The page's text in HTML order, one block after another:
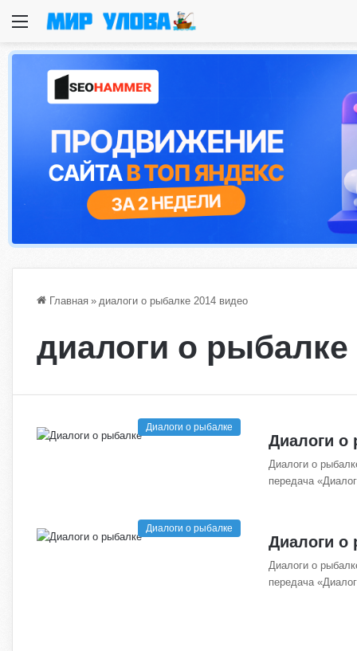
Меню
Главная » диалоги о рыбалке 2014 видео
диалоги о рыбалке
Диалоги о рыбалке
Диалоги о
Диалоги о
передача
Диалоги о рыбалке
Диалоги
Диалоги о
передача